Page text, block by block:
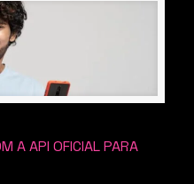
A API OFICIAL PARA